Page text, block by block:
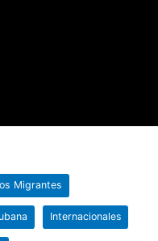
Migrantes
Internacionales